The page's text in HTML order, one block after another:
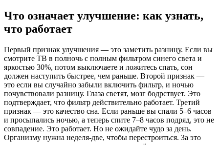
Что означает улучшение: как узнать,
что работает
Первый признак улучшения — это заметить разницу. Если вы
смотрите ТВ в полночь с полным фильтром синего света и
яркостью 30%, потом выключаете и ложитесь спать, сон
должен наступить быстрее, чем раньше. Второй признак —
это если вы случайно забыли включить фильтр, и ночью
почувствовали разницу. Глаза светят, мозг бодрствует. Это
подтверждает, что фильтр действительно работает. Третий
признак — это качество сна. Если раньше вы спали 5–6 часов
и просыпались ночью, а теперь спите 7–8 часов подряд, это не
совпадение. Это работает. Но не ожидайте чудо за день.
Организму нужна неделя-две, чтобы перестроиться. За это